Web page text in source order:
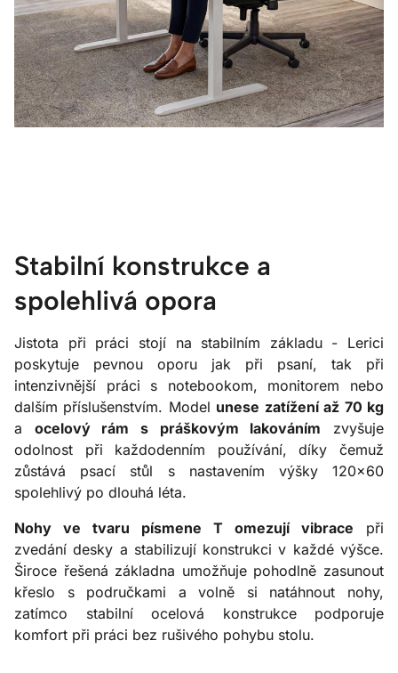
Stabilní konstrukce a
spolehlivá opora
Jistota při práci stojí na stabilním základu - Lerici
poskytuje pevnou oporu jak při psaní, tak při
intenzivnější práci s notebookom, monitorem nebo
dalším příslušenstvím. Model unese zatížení až 70 kg
a ocelový rám s práškovým lakováním zvyšuje
odolnost při každodenním používání, díky čemuž
zůstává psací stůl s nastavením výšky 120x60
spolehlivý po dlouhá léta.
Nohy ve tvaru písmene T omezují vibrace při
zvedání desky a stabilizují konstrukci v každé výšce.
Široce řešená základna umožňuje pohodlně zasunout
křeslo s područkami a volně si natáhnout nohy,
zatímco stabilní ocelová konstrukce podporuje
komfort při práci bez rušivého pohybu stolu.